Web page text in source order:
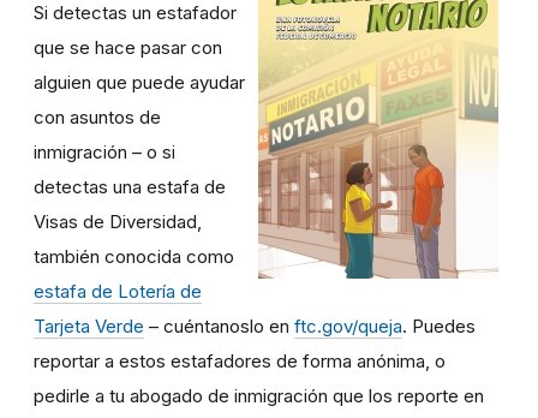
Si detectas un estafador
que se hace pasar con
alguien que puede ayudar
con asuntos de
inmigración – o si
detectas una estafa de
Visas de Diversidad,
también conocida como
estafa de Lotería de
Tarjeta Verde – cuéntanoslo en ftc.gov/queja. Puedes
reportar a estos estafadores de forma anónima, o
pedirle a tu abogado de inmigración que los reporte en